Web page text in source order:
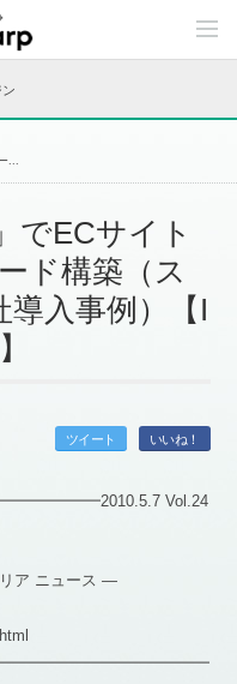
C
n
n
...
でECサイト
ド構築（ス
入事例）【I
ツイート いいね！
Vol.24
ア ニュース —